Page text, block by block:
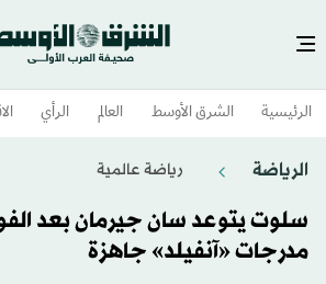
الرئيسية الشرق الأوسط​ العالم الرأي
الرياضة رياضة عالمية
سلوت يتوعد سان جيرمان بعد
مدرجات «آنفيلد» جاهزة